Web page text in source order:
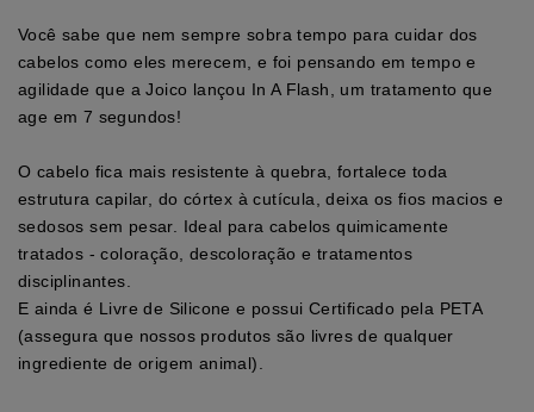
Você sabe que nem sempre sobra tempo para cuidar dos
cabelos como eles merecem, e foi pensando em tempo e
agilidade que a Joico lançou In A Flash, um tratamento que
age em 7 segundos!
O cabelo fica mais resistente à quebra, fortalece toda
estrutura capilar, do córtex à cutícula, deixa os fios macios e
sedosos sem pesar. Ideal para cabelos quimicamente
tratados - coloração, descoloração e tratamentos
disciplinantes.
E ainda é Livre de Silicone e possui Certificado pela PETA
(assegura que nossos produtos são livres de qualquer
ingrediente de origem animal).